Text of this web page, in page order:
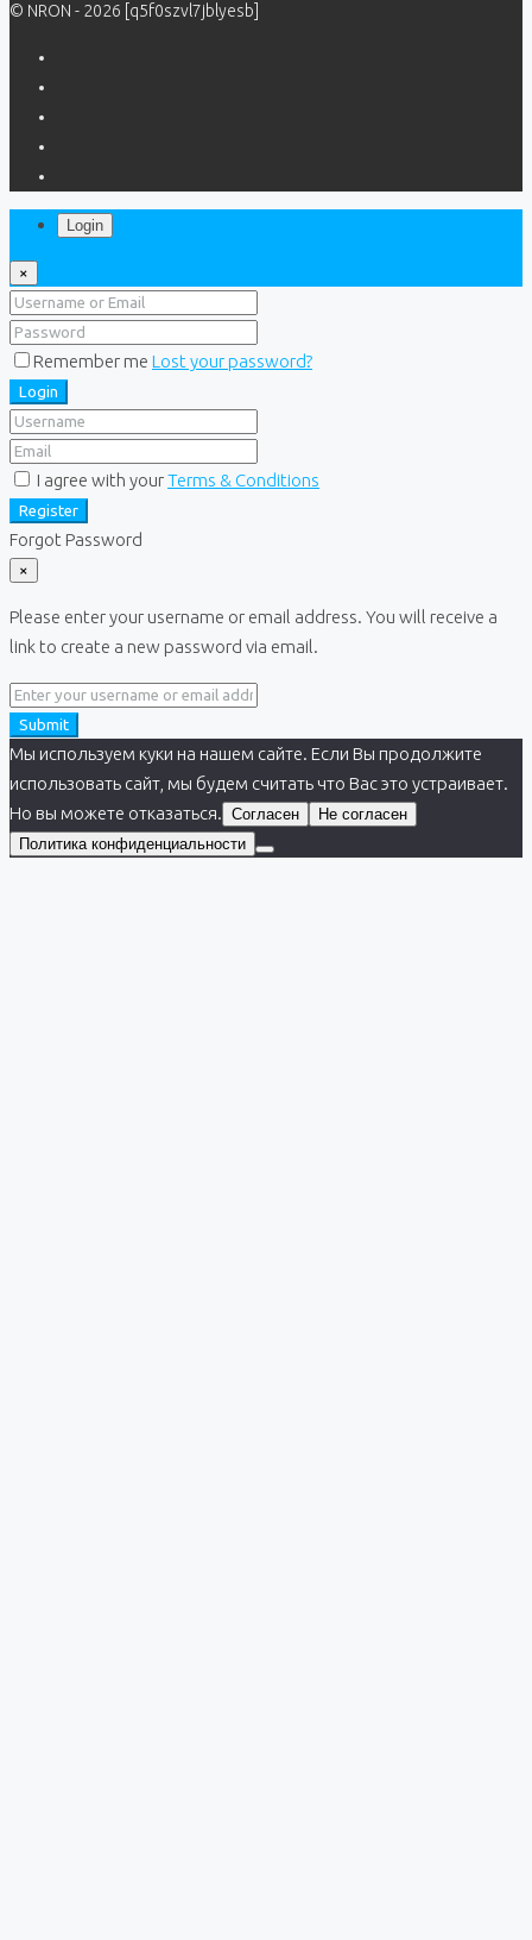
© NRON - 2026 [q5f0szvl7jblyesb]
Login
×
Remember me Lost your password?
Login
I agree with yourTerms & Conditions
Register
Forgot Password
×
Please enter your username or email address. You will receive a
link to create a new password via email.
Submit
Мы используем куки на нашем сайте. Если Вы продолжите
использовать сайт, мы будем считать что Вас это устраивает.
Но вы можете отказаться. Согласен
Не согласен
Политика конфиденциальности